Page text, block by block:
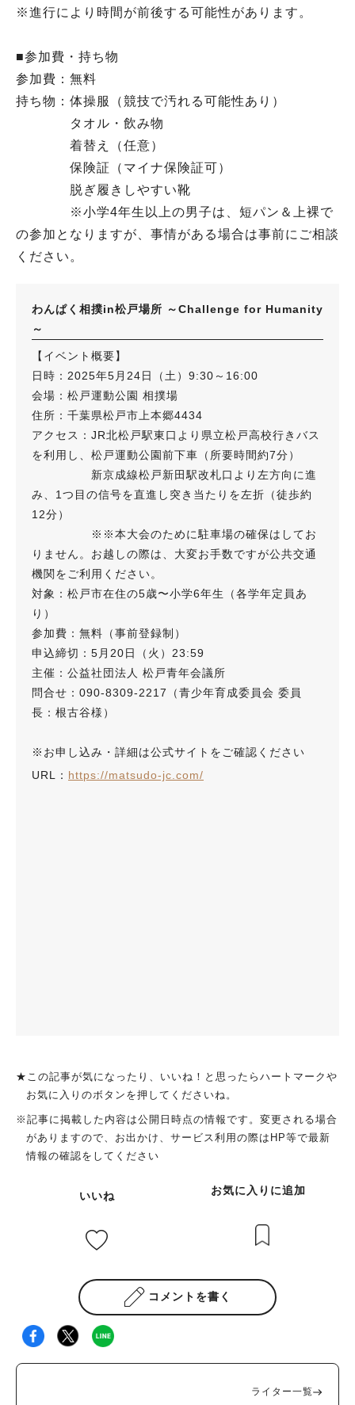
※進行により時間が前後する可能性があります。
■参加費・持ち物
参加費：無料
持ち物：体操服（競技で汚れる可能性あり）
タオル・飲み物
着替え（任意）
保険証（マイナ保険証可）
脱ぎ履きしやすい靴
※小学4年生以上の男子は、短パン＆上裸で
の参加となりますが、事情がある場合は事前にご相談
ください。
わんぱく相撲in松戸場所 ～Challenge for Humanity
～
【イベント概要】
日時：2025年5月24日（土）9:30～16:00
会場：松戸運動公園 相撲場
住所：千葉県松戸市上本郷4434
アクセス：JR北松戸駅東口より県立松戸高校行きバス
を利用し、松戸運動公園前下車（所要時間約7分）
新京成線松戸新田駅改札口より左方向に進
み、1つ目の信号を直進し突き当たりを左折（徒歩約
12分）
※※本大会のために駐車場の確保はしてお
りません。お越しの際は、大変お手数ですが公共交通
機関をご利用ください。
対象：松戸市在住の5歳〜小学6年生（各学年定員あ
り）
参加費：無料（事前登録制）
申込締切：5月20日（火）23:59
主催：公益社団法人 松戸青年会議所
問合せ：090-8309-2217（青少年育成委員会 委員
長：根古谷様）
※お申し込み・詳細は公式サイトをご確認ください
URL： https://matsudo-jc.com/
★この記事が気になったり、いいね！と思ったらハートマークや
お気に入りのボタンを押してくださいね。
※記事に掲載した内容は公開日時点の情報です。変更される場合
がありますので、お出かけ、サービス利用の際はHP等で最新
情報の確認をしてください
いいね お気に入りに追加
コメントを書く
ライター一覧